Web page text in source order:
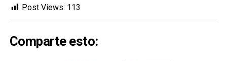
Post Views: 113
Comparte esto: